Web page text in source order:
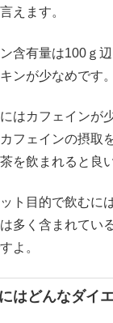
えます。
含有量は100ｇ
ンが少なめです。
はカフェインが
フェインの摂取
を飲まれると良
ト目的で飲むに
多く含まれてい
よ。
はどんなダイ